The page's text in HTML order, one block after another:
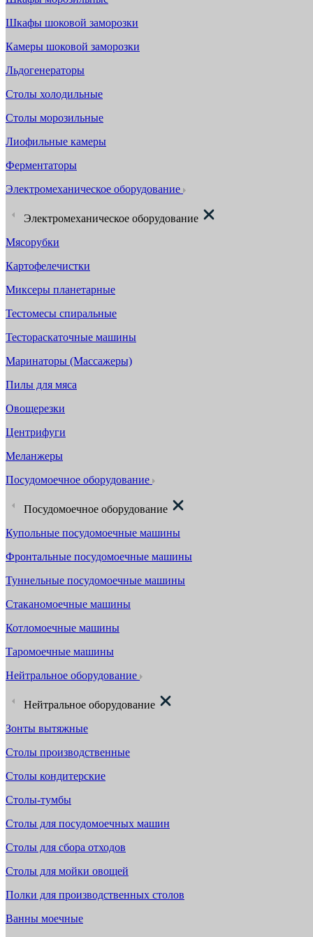
Шкафы шоковой заморозки
Камеры шоковой заморозки
Льдогенераторы
Столы холодильные
Столы морозильные
Лиофильные камеры
Ферментаторы
Электромеханическое оборудование
Электромеханическое оборудование
Мясорубки
Картофелечистки
Миксеры планетарные
Тестомесы спиральные
Тестораскаточные машины
Маринаторы (Массажеры)
Пилы для мяса
Овощерезки
Центрифуги
Меланжеры
Посудомоечное оборудование
Посудомоечное оборудование
Купольные посудомоечные машины
Фронтальные посудомоечные машины
Туннельные посудомоечные машины
Стаканомоечные машины
Котломоечные машины
Таромоечные машины
Нейтральное оборудование
Нейтральное оборудование
Зонты вытяжные
Столы производственные
Столы кондитерские
Столы-тумбы
Столы для посудомоечных машин
Столы для сбора отходов
Столы для мойки овощей
Полки для производственных столов
Ванны моечные